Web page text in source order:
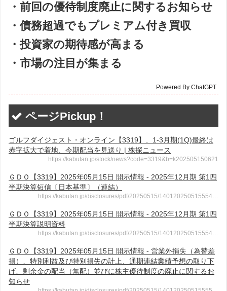
・前回の優待制度廃止に関するお知らせ
・債務超過でもプレミアム付き買収
・投資家の期待感が高まる
・市場の注目が集まる
Powered By ChatGPT
ページPickup！
ゴルフダイジェスト・オンライン【3319】、1-3月期(1Q)最終は
赤字拡大で着地、今期配当を見送り | 株探ニュース
https://kabutan.jp/stock/news?code=3319&b=k202505150621
ＧＤＯ【3319】2025年05月15日 開示情報 - 2025年12月期 第1四
半期決算短信〔日本基準〕（連結）
https://kabutan.jp/disclosures/pdf/20250515/140120250515554…
ＧＤＯ【3319】2025年05月15日 開示情報 - 2025年12月期 第1四
半期決算説明資料
https://kabutan.jp/disclosures/pdf/20250515/140120250515554…
ＧＤＯ【3319】2025年05月15日 開示情報 - 営業外損失（為替差
損）、特別利益及び特別損失の計上、通期連結業績予想の取り下
げ、剰余金の配当（無配）並びに株主優待制度の廃止に関するお
知らせ